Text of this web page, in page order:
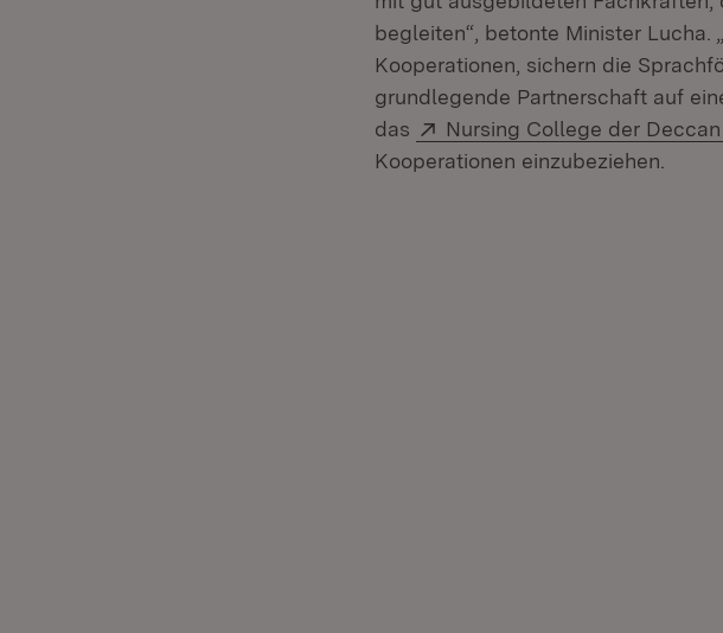
begleiten“, betonte Minister
Kooperationen, sichern die
grundlegende Partnerschaft auf
das
Extern:
Nursing College der
Kooperationen einzubeziehen.